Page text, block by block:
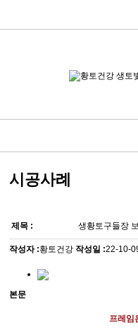
시공사례
제목 : 생황토구들장
작성자 :황토건강 작성일 :22-10-
본문
프레임